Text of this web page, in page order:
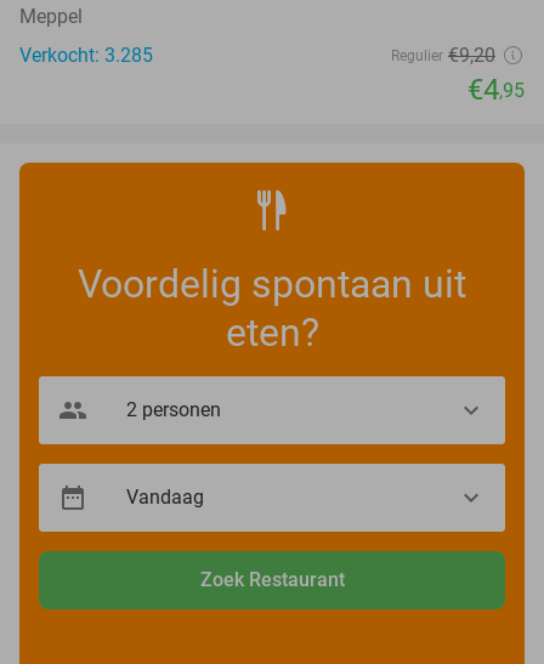
Meppel
Verkocht: 3.285
Regulier €9,20
€4,95
Voordelig spontaan uit
eten?
Zoek Restaurant